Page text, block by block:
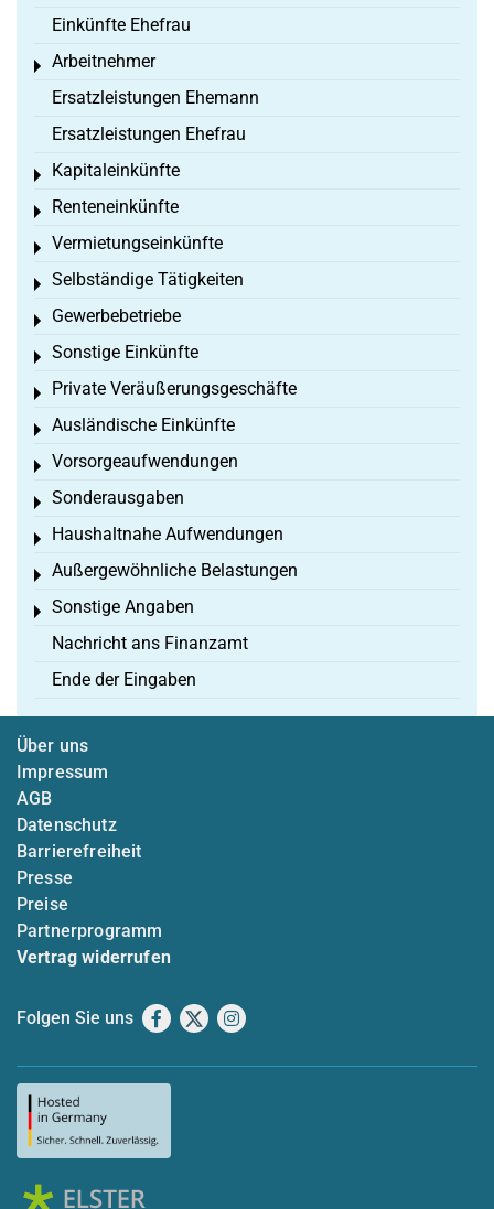
Einkünfte Ehefrau
Arbeitnehmer
Toggle menu
Ersatzleistungen Ehemann
Ersatzleistungen Ehefrau
Kapitaleinkünfte
Toggle menu
Renteneinkünfte
Toggle menu
Vermietungseinkünfte
Toggle menu
Selbständige Tätigkeiten
Toggle menu
Gewerbebetriebe
Toggle menu
Sonstige Einkünfte
Toggle menu
Private Veräußerungsgeschäfte
Toggle menu
Ausländische Einkünfte
Toggle menu
Vorsorgeaufwendungen
Toggle menu
Sonderausgaben
Toggle menu
Haushaltnahe Aufwendungen
Toggle menu
Außergewöhnliche Belastungen
Toggle menu
Sonstige Angaben
Toggle menu
Nachricht ans Finanzamt
Ende der Eingaben
Über uns
Impressum
AGB
Datenschutz
Barrierefreiheit
Presse
Preise
Partnerprogramm
Vertrag widerrufen
Folgen Sie uns Facebook
X Instagram